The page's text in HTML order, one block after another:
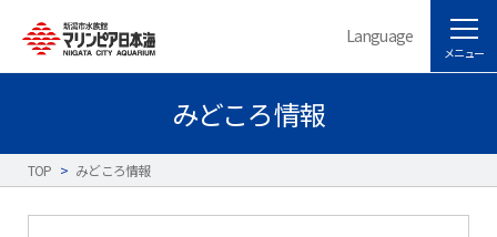
Language
メニュー
みどころ情報
TOP > みどころ情報